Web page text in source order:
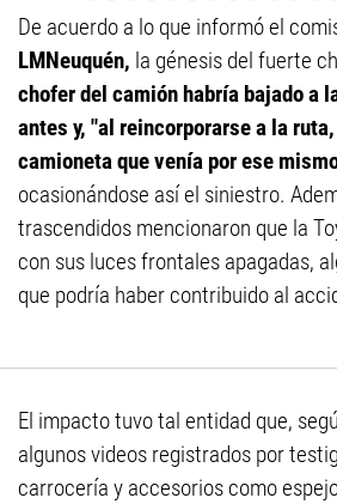
De acuerdo a lo que informó el
LMNeuquén, la génesis del fuerte
chofer del camión habría bajado a
antes y, "al reincorporarse a la
camioneta que venía por ese
ocasionándose así el siniestro.
trascendidos mencionaron que la
con sus luces frontales apagadas,
que podría haber contribuido al
El impacto tuvo tal entidad que,
algunos videos registrados por
carrocería y accesorios como